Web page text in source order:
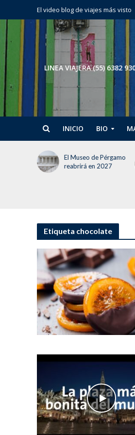
El video blog de viajes más visto
LINEA VIAJERA (55) 6382
INICIO BIO
El Museo de Pérgamo
reabrirá en 2027
Etiqueta chocolate